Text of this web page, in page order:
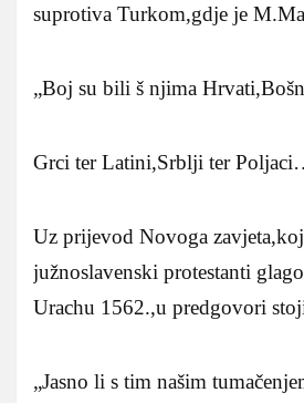
suprotiva Turkom,gdje je
„Boj su bili š njima
Grci ter Latini,Srblji ter
Uz prijevod Novoga
južnoslavenski protestanti
Urachu 1562.,u predgovori
„Jasno li s tim našim